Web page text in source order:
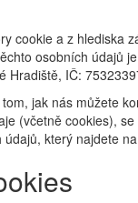
cookie a z hlediska
osobních údajů
Hradiště, IČ:
jak nás můžete
(včetně cookies),
který najdete